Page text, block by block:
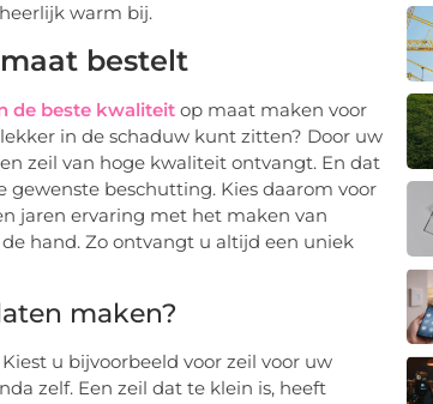
warm bij.
bestelt
de beste kwaliteit op maat maken voor
in de schaduw kunt zitten? Door uw
zeil van hoge kwaliteit ontvangt. En dat
beschutting. Kies daarom voor
jaren ervaring met het maken van
hand. Zo ontvangt u altijd een uniek
maken?
Kiest u bijvoorbeeld voor zeil voor uw
zelf. Een zeil dat te klein is, heeft